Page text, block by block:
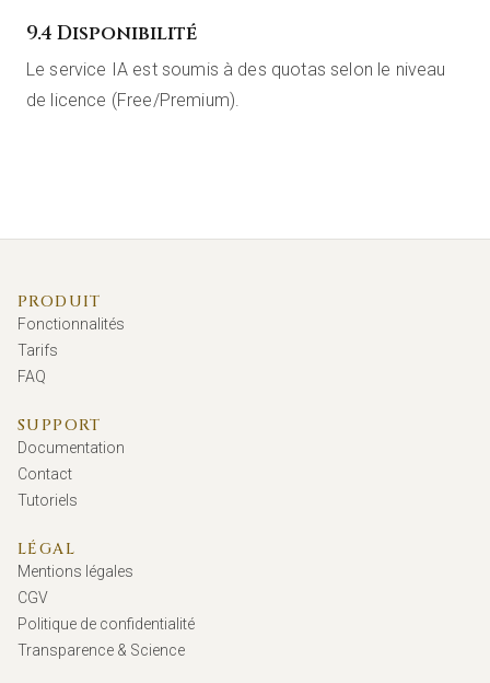
9.4 Disponibilité
Le service IA est soumis à des quotas selon le niveau
de licence (Free/Premium).
PRODUIT
Fonctionnalités
Tarifs
FAQ
SUPPORT
Documentation
Contact
Tutoriels
LÉGAL
Mentions légales
CGV
Politique de confidentialité
Transparence & Science